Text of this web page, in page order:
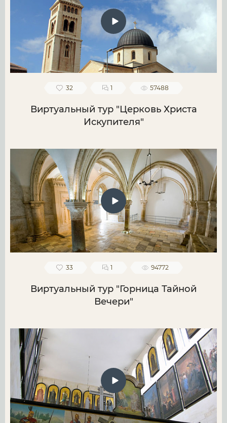
32 1 57488
Виртуальный тур "Церковь Христа
Искупителя"
33 1 94772
Виртуальный тур "Горница Тайной
Вечери"